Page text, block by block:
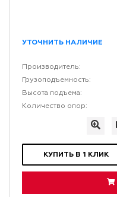
УТОЧНИТЬ НАЛИЧИЕ
Производитель:
Грузоподъемность:
Высота подъема:
Количество опор:
КУПИТЬ В 1 КЛИК